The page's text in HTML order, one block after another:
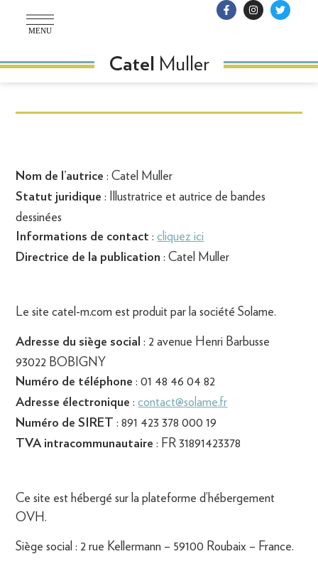
MENU
Catel Muller
Nom de l’autrice : Catel Muller
Statut juridique : Illustratrice et autrice de bandes
dessinées
Informations de contact :cliquez ici
Directrice de la publication : Catel Muller
Le site catel-m.com est produit par la société Solame.
Adresse du siège social: 2 avenue Henri Barbusse
93022 BOBIGNY
Numéro de téléphone: 01 48 46 04 82
Adresse électronique:contact@solame.fr
Numéro de SIRET: 891 423 378 000 19
TVA intracommunautaire: FR 31891423378
Ce site est hébergé sur la plateforme d’hébergement
OVH.
Siège social : 2 rue Kellermann – 59100 Roubaix – France.